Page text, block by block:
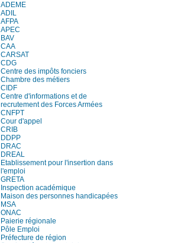
ADEME
ADIL
AFPA
APEC
BAV
CAA
CARSAT
CDG
Centre des impôts fonciers
Chambre des métiers
CIDF
Centre d'informations et de
recrutement des Forces Armées
CNFPT
Cour d'appel
CRIB
DDPP
DRAC
DREAL
Etablissement pour l'insertion dans
l'emploi
GRETA
Inspection académique
Maison des personnes handicapées
MSA
ONAC
Paierie régionale
Pôle Emploi
Préfecture de région